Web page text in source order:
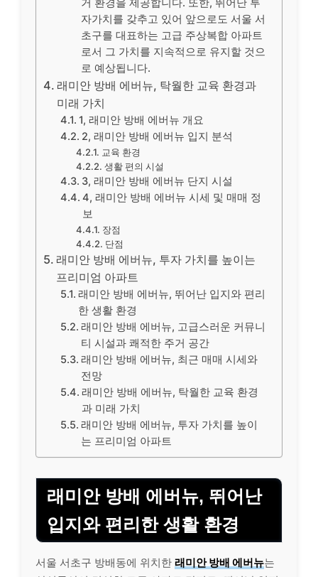
자가치를 갖추고 있어 앞으로도 서울 서
초구를 대표하는 고급 주상복합 아파트
로서 그 가치를 지속적으로 유지할 것으
로 예상됩니다.
래미안 방배 에버뉴, 탁월한 교육 환경과
미래 가치
1, 래미안 방배 에버뉴 개요
2, 래미안 방배 에버뉴 입지 분석
교육 환경
생활 편의 시설
3, 래미안 방배 에버뉴 단지 시설
4, 래미안 방배 에버뉴 시세 및 매매 정
보
장점
단점
래미안 방배 에버뉴, 투자 가치를 높이는
프리미엄 아파트
래미안 방배 에버뉴, 뛰어난 입지와 편리
한 생활 환경
래미안 방배 에버뉴, 고급스러운 커뮤니
티 시설과 쾌적한 주거 공간
래미안 방배 에버뉴, 최근 매매 시세와
전망
래미안 방배 에버뉴, 탁월한 교육 환경
과 미래 가치
래미안 방배 에버뉴, 투자 가치를 높이
는 프리미엄 아파트
래미안 방배 에버뉴, 뛰어난
입지와 편리한 생활 환경
서울 서초구 방배동에 위치한 래미안 방배 에버뉴는